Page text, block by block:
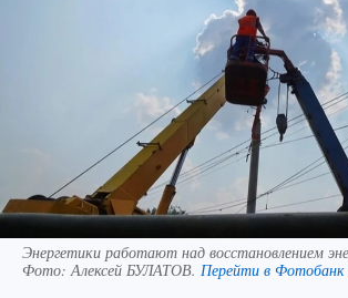
Энергетики работают над восстановлением
Фото:Алексей БУЛАТОВ. Перейти в